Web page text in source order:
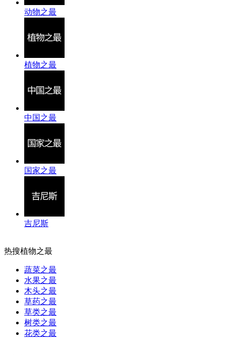
动物之最
植物之最
中国之最
国家之最
吉尼斯
热搜植物之最
蔬菜之最
水果之最
木头之最
草药之最
草类之最
树类之最
花类之最